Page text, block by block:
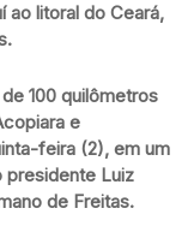
ao litoral do Ceará,
100 quilômetros
e
feira (2), em um
presidente Luiz
de Freitas.